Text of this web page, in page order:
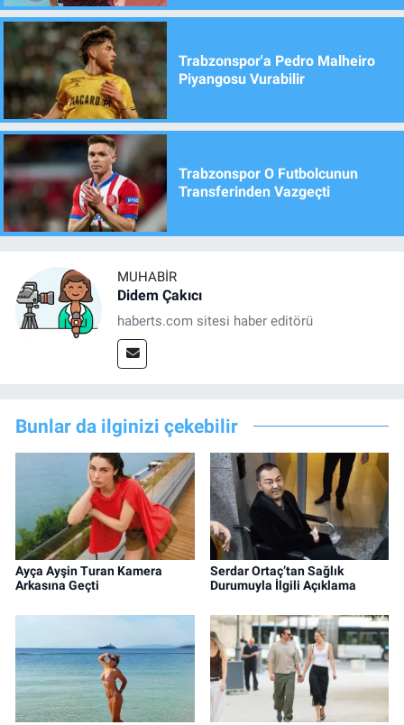
Trabzonspor'a Pedro Malheiro
Piyangosu Vurabilir
Trabzonspor O Futbolcunun
Transferinden Vazgeçti
MUHABIR
Didem Çakıcı
haberts.com sitesi haber editörü
Bunlar da ilginizi çekebilir
Ayça Ayşin Turan Kamera
Arkasına Geçti
Serdar Ortaç’tan Sağlık
Durumuyla İlgili Açıklama